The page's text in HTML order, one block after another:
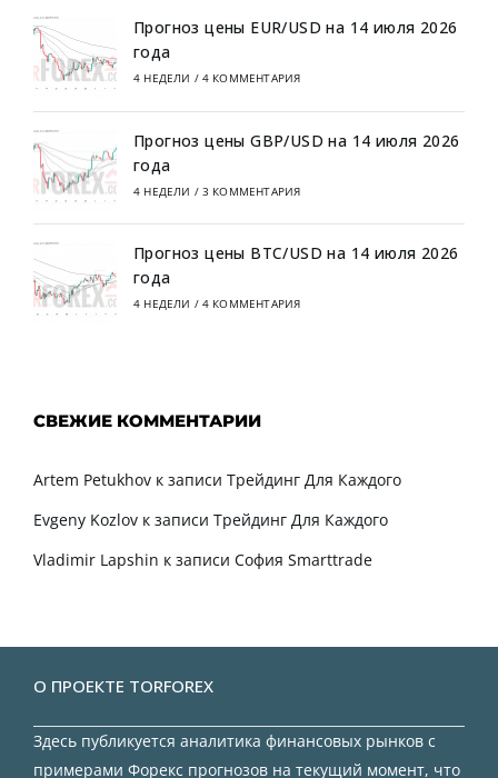
Прогноз цены EUR/USD на 14 июля 2026
года
4 НЕДЕЛИ / 4 КОММЕНТАРИЯ
Прогноз цены GBP/USD на 14 июля 2026
года
4 НЕДЕЛИ / 3 КОММЕНТАРИЯ
Прогноз цены BTC/USD на 14 июля 2026
года
4 НЕДЕЛИ / 4 КОММЕНТАРИЯ
СВЕЖИЕ КОММЕНТАРИИ
Artem Petukhov к записи Трейдинг Для Каждого
Evgeny Kozlov к записи Трейдинг Для Каждого
Vladimir Lapshin к записи София Smarttrade
О ПРОЕКТЕ TORFOREX
Здесь публикуется аналитика финансовых рынков с
примерами Форекс прогнозов на текущий момент, что